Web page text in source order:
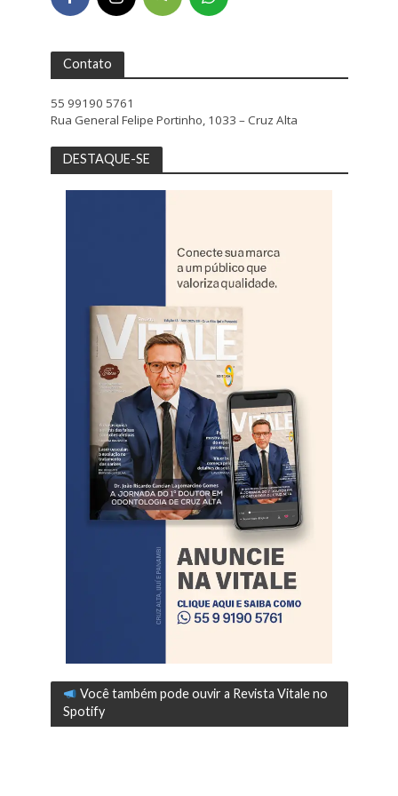
Contato
55 99190 5761
Rua General Felipe Portinho, 1033 – Cruz Alta
DESTAQUE-SE
Você também pode ouvir a Revista Vitale no
Spotify